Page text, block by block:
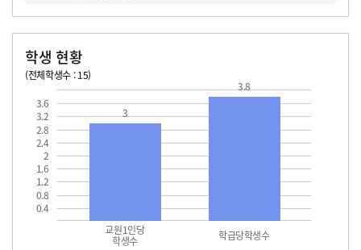
학생 현황
(전체학생수 : 15)
0.4
0.8
1.2
1.6
2
2.4
2.8
3.2
3.6
교원1인당
학생수 학급당학생수
3
3.8